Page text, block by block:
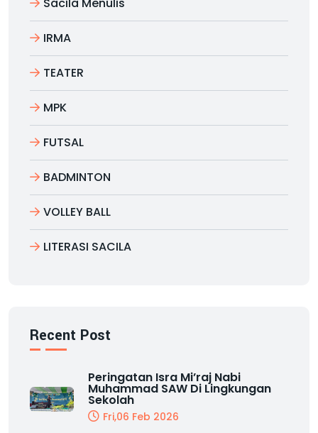
IRMA
TEATER
MPK
FUTSAL
BADMINTON
VOLLEY BALL
LITERASI SACILA
Recent Post
Peringatan Isra Mi’raj Nabi
Muhammad SAW Di Lingkungan
Sekolah
Fri,06 Feb 2026